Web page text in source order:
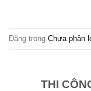
Đăng trong Chưa phân
THI